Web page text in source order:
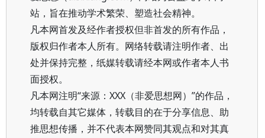
站，旨在推动学术繁荣、塑造社会精神。
凡本网首发及经作者授权但非首发的所有作品，
版权归作者本人所有。网络转载请注明作者、出
处并保持完整，纸媒转载请经本网或作者本人书
面授权。
凡本网注明“来源：XXX（非爱思想网）”的作品，
均转载自其它媒体，转载目的在于分享信息、助
推思想传播，并不代表本网赞同其观点和对其真